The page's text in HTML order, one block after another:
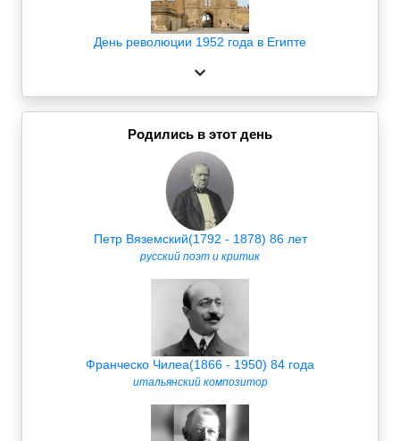
День революции 1952 года в Египте
Родились в этот день
Петр Вяземский(1792 - 1878) 86 лет
русский поэт и критик
Франческо Чилеа(1866 - 1950) 84 года
итальянский композитор